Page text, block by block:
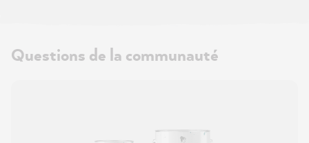
Questions de la communauté